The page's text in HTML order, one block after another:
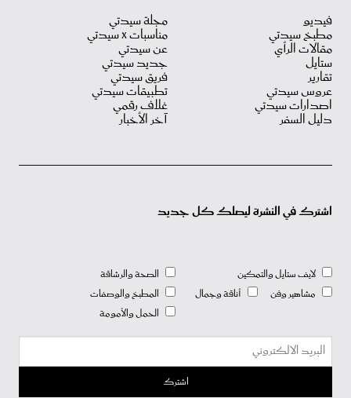
فيديو
مطبخ سيدتي
مقالات الرأي
ستايل
تقارير
عروس سيدتي
اصدارات سيدتي
دليل السفر
مجلة سيدتي
مناسبات X سيدتي
عن سيدتي
جديد سيدتي
فريق سيدتي
تطبيقات سيدتي
غلاف رقمي
آخر الأخبار
اشترك في النشرة ليصلك كل جديد
لايف ستايل والتمكين
مشاهير وفن
أناقة وجمال
الصحة والرشاقة
المطبخ والوصفات
الحمل والأمومة